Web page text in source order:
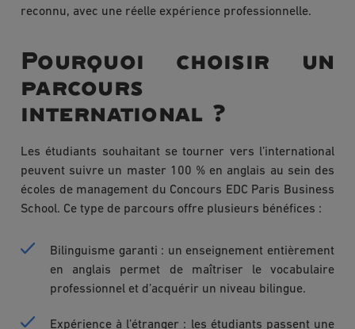
reconnu, avec une réelle expérience professionnelle.
Pourquoi choisir un
parcours
international ?
Les étudiants souhaitant se tourner vers l’international
peuvent suivre un master 100 % en anglais au sein des
écoles de management du Concours EDC Paris Business
School. Ce type de parcours offre plusieurs bénéfices :
Bilinguisme garanti : un enseignement entièrement
en anglais permet de maîtriser le vocabulaire
professionnel et d’acquérir un niveau bilingue.
Expérience à l’étranger : les étudiants passent une